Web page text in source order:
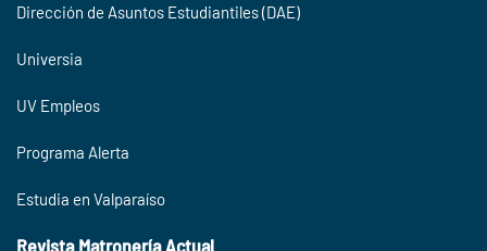
Dirección de Asuntos Estudiantiles (DAE)
Universia
UV Empleos
Programa Alerta
Estudia en Valparaíso
Revista Matronería Actual